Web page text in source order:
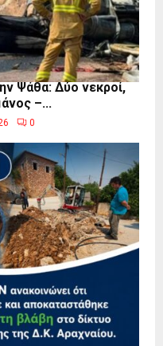
Ψάθα: Δύο νεκροί,
–...
0